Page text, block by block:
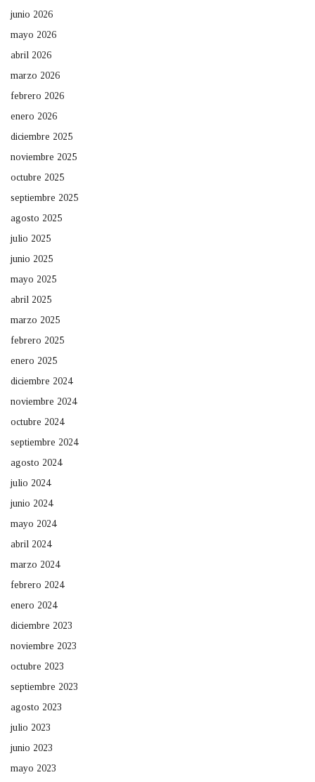
junio 2026
mayo 2026
abril 2026
marzo 2026
febrero 2026
enero 2026
diciembre 2025
noviembre 2025
octubre 2025
septiembre 2025
agosto 2025
julio 2025
junio 2025
mayo 2025
abril 2025
marzo 2025
febrero 2025
enero 2025
diciembre 2024
noviembre 2024
octubre 2024
septiembre 2024
agosto 2024
julio 2024
junio 2024
mayo 2024
abril 2024
marzo 2024
febrero 2024
enero 2024
diciembre 2023
noviembre 2023
octubre 2023
septiembre 2023
agosto 2023
julio 2023
junio 2023
mayo 2023